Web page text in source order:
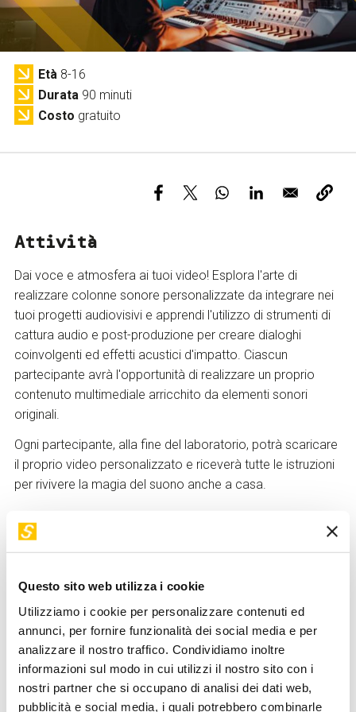
Questo sito web utilizza i cookie
Utilizziamo i cookie per personalizzare contenuti ed
annunci, per fornire funzionalità dei social media e per
analizzare il nostro traffico. Condividiamo inoltre
informazioni sul modo in cui utilizzi il nostro sito con i
nostri partner che si occupano di analisi dei dati web,
pubblicità e social media, i quali potrebbero combinarle
Servizi e accessibilità
Contatti
Biglietti
Età 8-16
Durata 90 minuti
Costo gratuito
Attività
Dai voce e atmosfera ai tuoi video! Esplora l'arte di
realizzare colonne sonore personalizzate da integrare nei
tuoi progetti audiovisivi e apprendi l'utilizzo di strumenti di
cattura audio e post-produzione per creare dialoghi
coinvolgenti ed effetti acustici d'impatto. Ciascun
partecipante avrà l'opportunità di realizzare un proprio
contenuto multimediale arricchito da elementi sonori
originali.
Ogni partecipante, alla fine del laboratorio, potrà scaricare
il proprio video personalizzato e riceverà tutte le istruzioni
per rivivere la magia del suono anche a casa.
Modalità di partecipazione
seaccompagnati da una persona adulta responsabile
Laprenotazione del biglietto gratuitoè obbligatoria ed
effettuabile online, fino a esaurimento dei posti disponibili
ed è necessariaper partecipanti e accompagnatori